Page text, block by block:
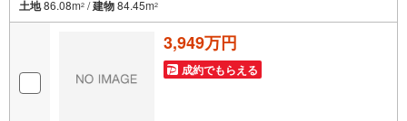
土地86.08m2 /建物84.45m2
3,949万円
成約でもらえる